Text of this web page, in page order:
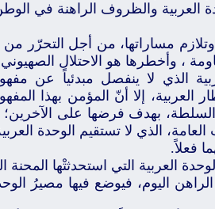
العربية والظروف الراهنة في
مساراتها، من أجل التحرّر من
، وأخطرها هو الاحتلال
الذي لا ينفصل مبدئياً عن
العربية، إلا أنّ المؤمن بهذا
بهدف فرضها على
الذي لا تستقيم الوحدة
فعلاً.
العربية التي استحدثتْها المحنة
اليوم، فيوضع فيها مصيرُ